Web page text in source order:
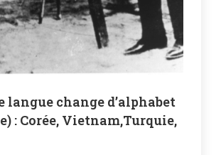
langue change d’alphabet
: Corée, Vietnam,Turquie,